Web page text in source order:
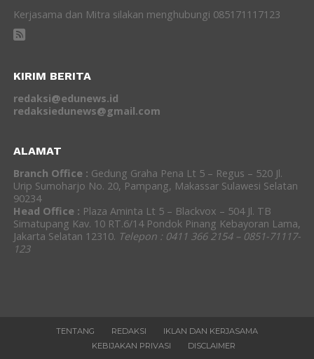
Kerjasama dan Mitra silakan menghubungi 085171117123
KIRIM BERITA
redaksi@edunews.id
redaksiedunews@gmail.com
ALAMAT
Branch Office : Gedung Graha Pena Lt 5 – Regus – 520 Jl.
Urip Sumoharjo No. 20, Pampang, Makassar Sulawesi Selatan
90234
Head Office : Plaza Aminta Lt 5 – Blackvox – 504 Jl. TB
Simatupang Kav. 10 RT.6/14 Pondok Pinang Kebayoran Lama,
Jakarta Selatan 12310. Telepon : 0411 366 2154 – 0851-71117-
123
TENTANG REDAKSI
IKLAN DAN KERJASAMA
KEBIJAKAN PRIVASI
DISCLAIMER